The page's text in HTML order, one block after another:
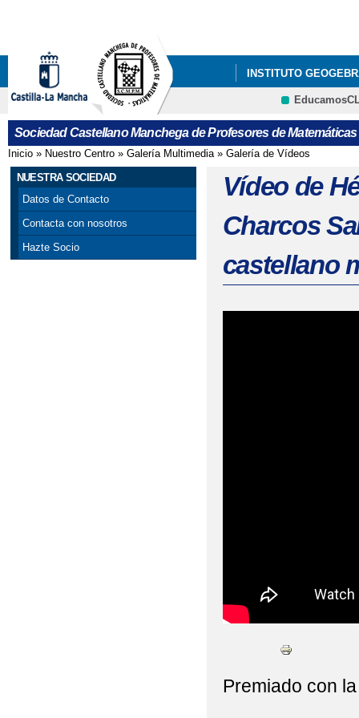
INSTITUTO
ÚLTIMAS NOTICIAS
GALA DEL
VISITA DE PEDRO
CRFP
Sociedad Castellano Manchega de Profesores de Matemáticas
Se encuentra usted aquí
Inicio » Nuestro Centro » Galería Multimedia» Galería de Vídeos
NUESTRA SOCIEDAD
Datos de Contacto
Contacta con nosotros
Hazte Socio
Vídeo de
Charcos
castellano
Premiado con